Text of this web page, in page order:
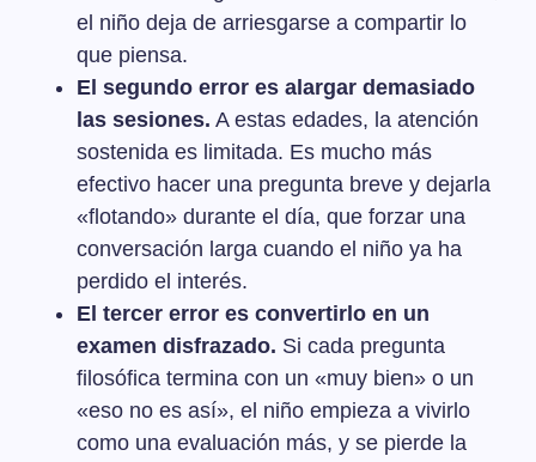
el niño deja de arriesgarse a compartir lo
que piensa.
El segundo error es alargar demasiado
las sesiones. A estas edades, la atención
sostenida es limitada. Es mucho más
efectivo hacer una pregunta breve y dejarla
«flotando» durante el día, que forzar una
conversación larga cuando el niño ya ha
perdido el interés.
El tercer error es convertirlo en un
examen disfrazado. Si cada pregunta
filosófica termina con un «muy bien» o un
«eso no es así», el niño empieza a vivirlo
como una evaluación más, y se pierde la